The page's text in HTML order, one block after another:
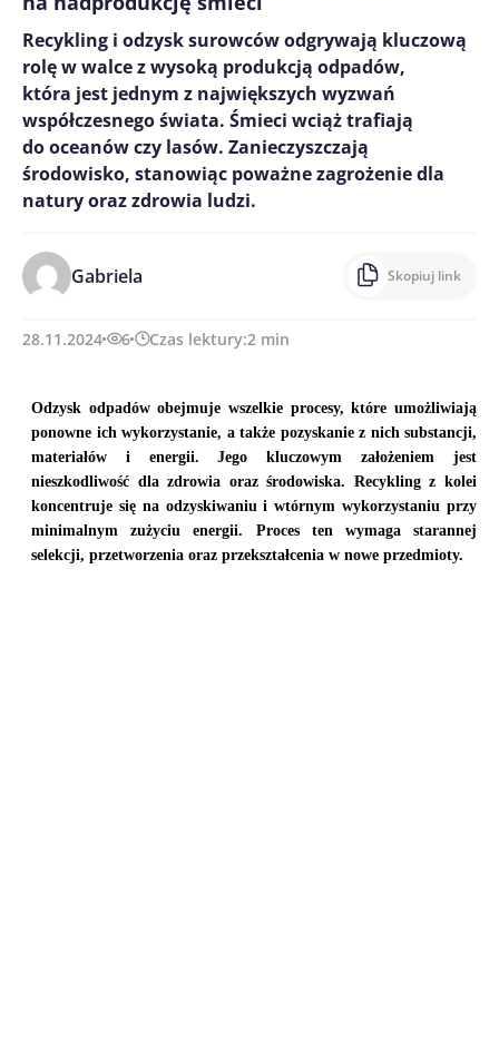
Recykling i odzysk surowców odgrywają kluczową
rolę w walce z wysoką produkcją odpadów,
która jest jednym z największych wyzwań
współczesnego świata. Śmieci wciąż trafiają
do oceanów czy lasów. Zanieczyszczają
środowisko, stanowiąc poważne zagrożenie dla
natury oraz zdrowia ludzi.
Gabriela Skopiuj link
28.11.2024 6 Czas lektury:2 min
Odzysk odpadów obejmuje wszelkie procesy, które umożliwiają
ponowne ich wykorzystanie, a także pozyskanie z nich substancji,
materiałów i energii. Jego kluczowym założeniem jest
nieszkodliwość dla zdrowia oraz środowiska. Recykling z kolei
koncentruje się na odzyskiwaniu i wtórnym wykorzystaniu przy
minimalnym zużyciu energii. Proces ten wymaga starannej
selekcji, przetworzenia oraz przekształcenia w nowe przedmioty.